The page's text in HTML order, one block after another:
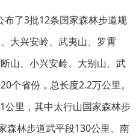
布了3批12条国家森林步道规
大兴安岭、武夷山、罗霄
山、小兴安岭、大别山、武
个省份，总长度2.2万公里。
公里，其中太行山国家森林步
森林步道武平段130公里、南